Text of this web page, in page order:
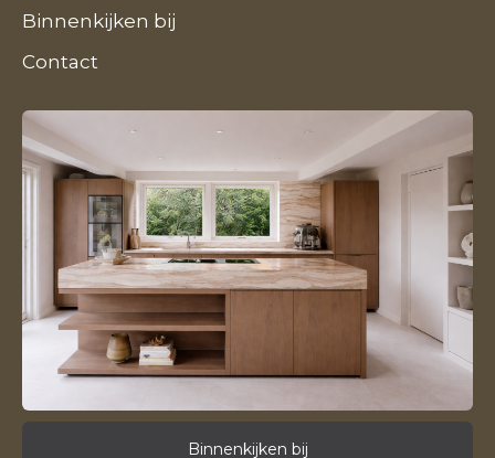
Binnenkijken bij
Contact
Binnenkijken bij